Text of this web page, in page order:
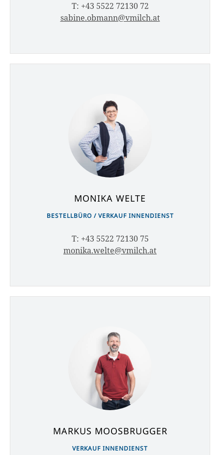
T: +43 5522 72130 72
sabine.obmann@vmilch.at
MONIKA WELTE
BESTELLBÜRO / VERKAUF INNENDIENST
T: +43 5522 72130 75
monika.welte@vmilch.at
MARKUS MOOSBRUGGER
VERKAUF INNENDIENST